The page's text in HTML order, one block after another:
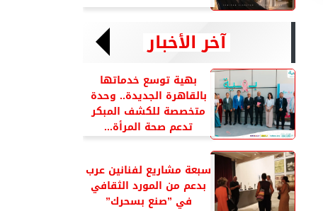
آخر الأخبار
بهية توسع خدماتها
بالقاهرة الجديدة.. وحدة
متخصصة للكشف المبكر
تدعم صحة المرأة...
سبعة مشاريع لفنانين عرب
بدعم من المورد الثقافي
في ”صنع بسحرك”